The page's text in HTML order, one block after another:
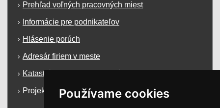
Používame cookies
Prehľad voľných pracovných miest
Informácie pre podnikateľov
Hlásenie porúch
Adresár firiem v meste
Katastrálna mapa mesta Krásno n/K
Projekty a dotácie